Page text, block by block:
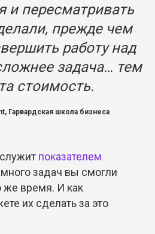
и пересматривать
прежде чем
работу над
задача… тем
стоимость.
Гарвардская школа бизнеса
показателем
много задач вы смогли
же время. И как
их сделать за это